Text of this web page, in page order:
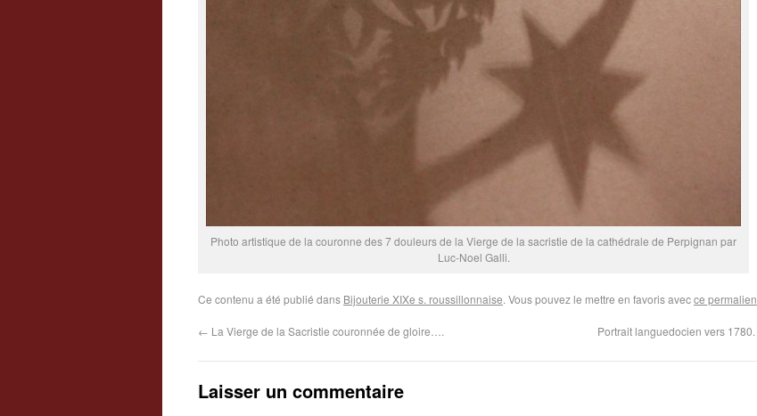
Photo artistique de la couronne des 7 douleurs de la Vierge de la sacristie de la cathédrale de Perpignan par
Luc-Noel Galli.
Ce contenu a été publié dans Bijouterie XIXe s. roussillonnaise. Vous pouvez le mettre en favoris avecce permalien
← La Vierge de la Sacristie couronnée de gloire…. Portrait languedocien vers 1780.
Laisser un commentaire